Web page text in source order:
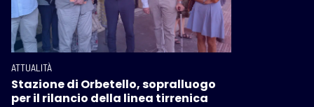
ATTUALITÀ
Stazione di Orbetello, sopralluogo
per il rilancio della linea tirrenica